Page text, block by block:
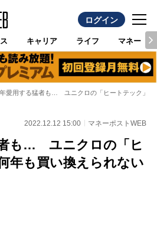
ログイン
キャリア ライフ マネー
愛用する猛者も… ユニクロの「ヒートテック」を
2022.12.12 15:00 マネーポストWEB
も… ユニクロの「ヒ
年も買い換えられない